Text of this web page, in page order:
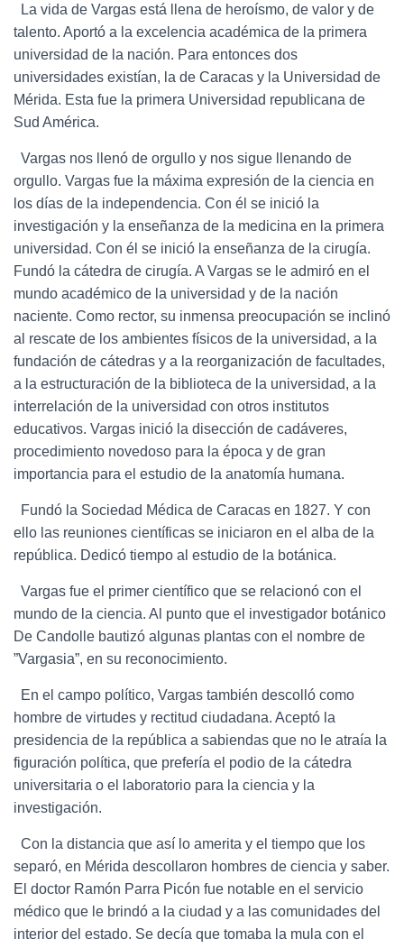
La vida de Vargas está llena de heroísmo, de valor y de
talento. Aportó a la excelencia académica de la primera
universidad de la nación. Para entonces dos
universidades existían, la de Caracas y la Universidad de
Mérida. Esta fue la primera Universidad republicana de
Sud América.
Vargas nos llenó de orgullo y nos sigue llenando de
orgullo. Vargas fue la máxima expresión de la ciencia en
los días de la independencia. Con él se inició la
investigación y la enseñanza de la medicina en la primera
universidad. Con él se inició la enseñanza de la cirugía.
Fundó la cátedra de cirugía. A Vargas se le admiró en el
mundo académico de la universidad y de la nación
naciente. Como rector, su inmensa preocupación se inclinó
al rescate de los ambientes físicos de la universidad, a la
fundación de cátedras y a la reorganización de facultades,
a la estructuración de la biblioteca de la universidad, a la
interrelación de la universidad con otros institutos
educativos. Vargas inició la disección de cadáveres,
procedimiento novedoso para la época y de gran
importancia para el estudio de la anatomía humana.
Fundó la Sociedad Médica de Caracas en 1827. Y con
ello las reuniones científicas se iniciaron en el alba de la
república. Dedicó tiempo al estudio de la botánica.
Vargas fue el primer científico que se relacionó con el
mundo de la ciencia. Al punto que el investigador botánico
De Candolle bautizó algunas plantas con el nombre de
”Vargasia”, en su reconocimiento.
En el campo político, Vargas también descolló como
hombre de virtudes y rectitud ciudadana. Aceptó la
presidencia de la república a sabiendas que no le atraía la
figuración política, que prefería el podio de la cátedra
universitaria o el laboratorio para la ciencia y la
investigación.
Con la distancia que así lo amerita y el tiempo que los
separó, en Mérida descollaron hombres de ciencia y saber.
El doctor Ramón Parra Picón fue notable en el servicio
médico que le brindó a la ciudad y a las comunidades del
interior del estado. Se decía que tomaba la mula con el